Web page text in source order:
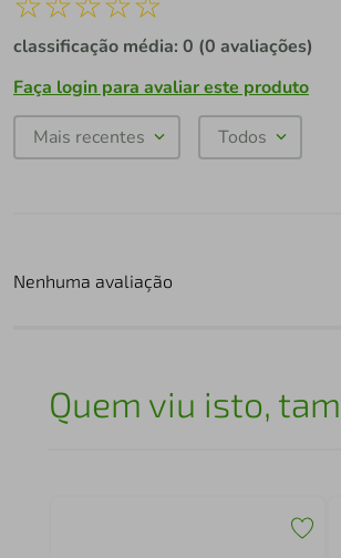
classificação média: 0 (0 avaliações)
Faça login para avaliar este produto
Mais recentes Todos
Nenhuma avaliação
Quem viu isto,